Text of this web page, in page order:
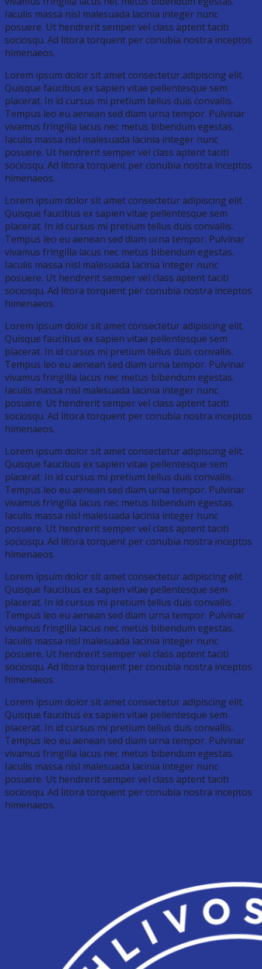
Iaculis massa nisl malesuada lacinia integer nunc
posuere. Ut hendrerit semper vel class aptent taciti
sociosqu. Ad litora torquent per conubia nostra inceptos
himenaeos.
Lorem ipsum dolor sit amet consectetur adipiscing elit.
Quisque faucibus ex sapien vitae pellentesque sem
placerat. In id cursus mi pretium tellus duis convallis.
Tempus leo eu aenean sed diam urna tempor. Pulvinar
vivamus fringilla lacus nec metus bibendum egestas.
Iaculis massa nisl malesuada lacinia integer nunc
posuere. Ut hendrerit semper vel class aptent taciti
sociosqu. Ad litora torquent per conubia nostra inceptos
himenaeos.
Lorem ipsum dolor sit amet consectetur adipiscing elit.
Quisque faucibus ex sapien vitae pellentesque sem
placerat. In id cursus mi pretium tellus duis convallis.
Tempus leo eu aenean sed diam urna tempor. Pulvinar
vivamus fringilla lacus nec metus bibendum egestas.
Iaculis massa nisl malesuada lacinia integer nunc
posuere. Ut hendrerit semper vel class aptent taciti
sociosqu. Ad litora torquent per conubia nostra inceptos
himenaeos.
Lorem ipsum dolor sit amet consectetur adipiscing elit.
Quisque faucibus ex sapien vitae pellentesque sem
placerat. In id cursus mi pretium tellus duis convallis.
Tempus leo eu aenean sed diam urna tempor. Pulvinar
vivamus fringilla lacus nec metus bibendum egestas.
Iaculis massa nisl malesuada lacinia integer nunc
posuere. Ut hendrerit semper vel class aptent taciti
sociosqu. Ad litora torquent per conubia nostra inceptos
himenaeos.
Lorem ipsum dolor sit amet consectetur adipiscing elit.
Quisque faucibus ex sapien vitae pellentesque sem
placerat. In id cursus mi pretium tellus duis convallis.
Tempus leo eu aenean sed diam urna tempor. Pulvinar
vivamus fringilla lacus nec metus bibendum egestas.
Iaculis massa nisl malesuada lacinia integer nunc
posuere. Ut hendrerit semper vel class aptent taciti
sociosqu. Ad litora torquent per conubia nostra inceptos
himenaeos.
Lorem ipsum dolor sit amet consectetur adipiscing elit.
Quisque faucibus ex sapien vitae pellentesque sem
placerat. In id cursus mi pretium tellus duis convallis.
Tempus leo eu aenean sed diam urna tempor. Pulvinar
vivamus fringilla lacus nec metus bibendum egestas.
Iaculis massa nisl malesuada lacinia integer nunc
posuere. Ut hendrerit semper vel class aptent taciti
sociosqu. Ad litora torquent per conubia nostra inceptos
himenaeos.
Lorem ipsum dolor sit amet consectetur adipiscing elit.
Quisque faucibus ex sapien vitae pellentesque sem
placerat. In id cursus mi pretium tellus duis convallis.
Tempus leo eu aenean sed diam urna tempor. Pulvinar
vivamus fringilla lacus nec metus bibendum egestas.
Iaculis massa nisl malesuada lacinia integer nunc
posuere. Ut hendrerit semper vel class aptent taciti
sociosqu. Ad litora torquent per conubia nostra inceptos
himenaeos.